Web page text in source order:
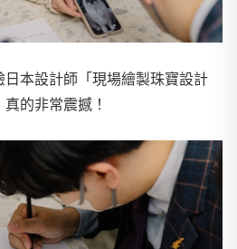
本設計師「現場繪製珠寶設計
真的非常震撼！